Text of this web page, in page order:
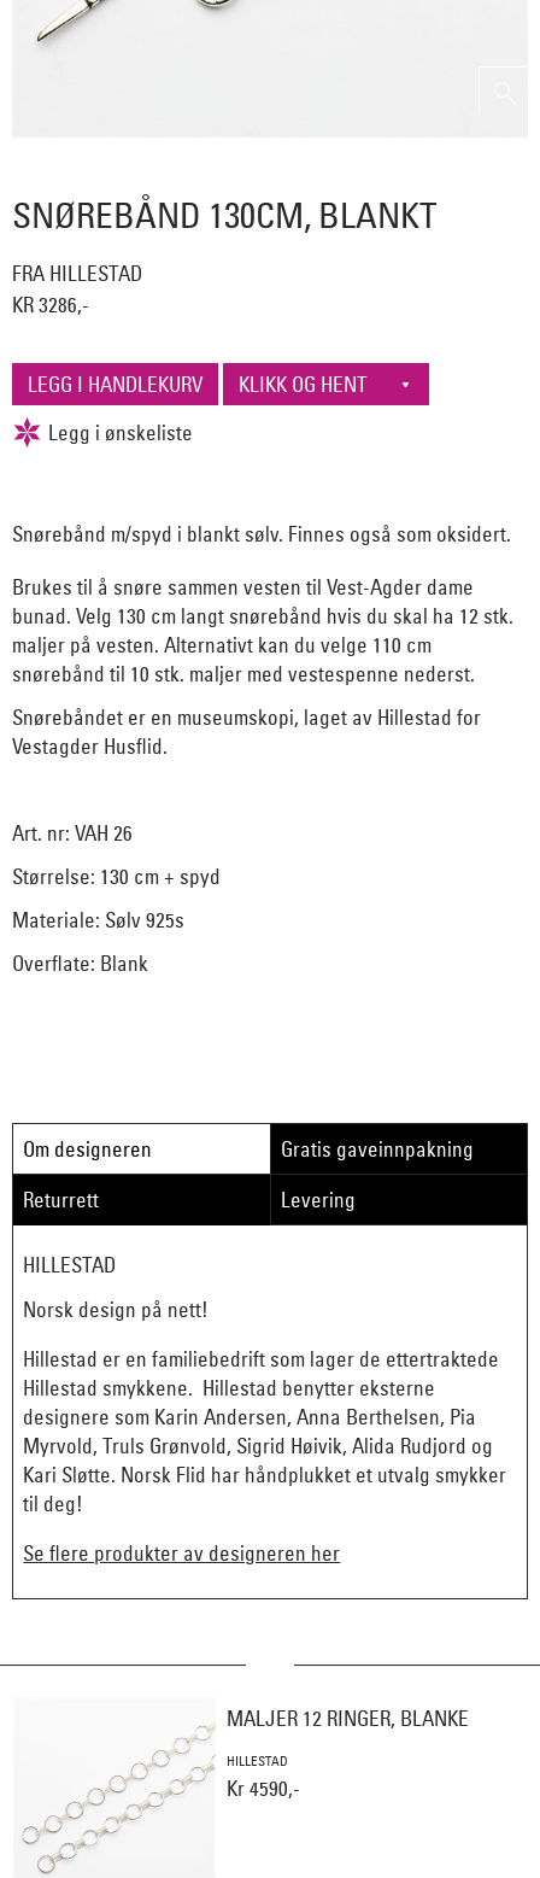
SNØREBÅND 130CM, BLANKT
FRA HILLESTAD
KR 3286,-
Snørebånd m/spyd i blankt sølv. Finnes også som oksidert.
Brukes til å snøre sammen vesten til Vest-Agder dame
bunad. Velg 130 cm langt snørebånd hvis du skal ha 12 stk.
maljer på vesten. Alternativt kan du velge 110 cm
snørebånd til 10 stk. maljer med vestespenne nederst.
Snørebåndet er en museumskopi, laget av Hillestad for
Vestagder Husflid.
Art. nr: VAH 26
Størrelse: 130 cm + spyd
Materiale: Sølv 925s
Overflate: Blank
Om designeren
Gratis gaveinnpakning
Returrett
Levering
HILLESTAD
Norsk design på nett!
Hillestad er en familiebedrift som lager de ettertraktede
Hillestad smykkene. Hillestad benytter eksterne
designere som Karin Andersen, Anna Berthelsen, Pia
Myrvold, Truls Grønvold, Sigrid Høivik, Alida Rudjord og
Kari Sløtte. Norsk Flid har håndplukket et utvalg smykker
til deg!
Se flere produkter av designeren her
MALJER 12 RINGER, BLANKE
HILLESTAD
Kr 4590,-